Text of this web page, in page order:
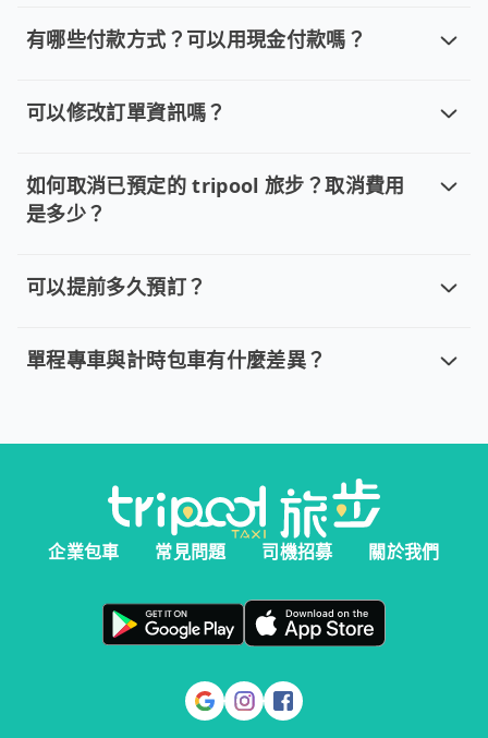
有哪些付款方式？可以用現金付款嗎？
可以修改訂單資訊嗎？
如何取消已預定的 tripool 旅步？取消費用
是多少？
可以提前多久預訂？
單程專車與計時包車有什麼差異？
企業包車 常見問題 司機招募 關於我們